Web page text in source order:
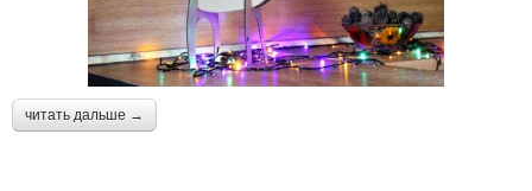
читать дальше →